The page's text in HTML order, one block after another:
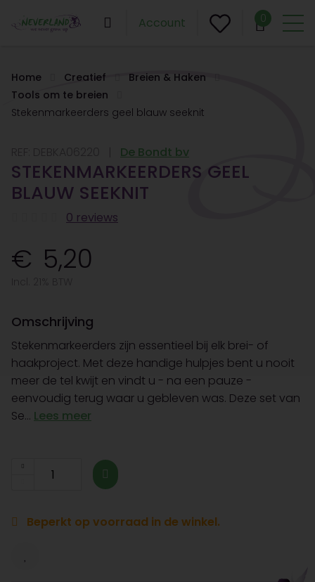
Account 0
Home Creatief
Breien & Haken
Tools om te breien
Stekenmarkeerders geel blauw seeknit
De Bondt bv
STEKENMARKEERDERS GEEL
BLAUW SEEKNIT
0 reviews
5,20
Omschrijving
Stekenmarkeerders zijn essentieel bij elk brei- of
haakproject. Met deze handige hulpjes bent u nooit
meer de tel kwijt en vindt u - na een pauze -
eenvoudig terug waar u gebleven was. Deze set van
Se... Lees meer
Beperkt op voorraad in de winkel.